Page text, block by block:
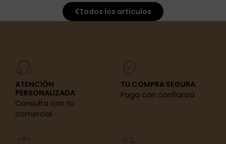
Todos los artículos
ATENCIÓN
PERSONALIZADA
Consulta con tu
comercial
TU COMPRA SEGURA
Paga con confianza